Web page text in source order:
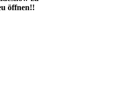
öffnen!!